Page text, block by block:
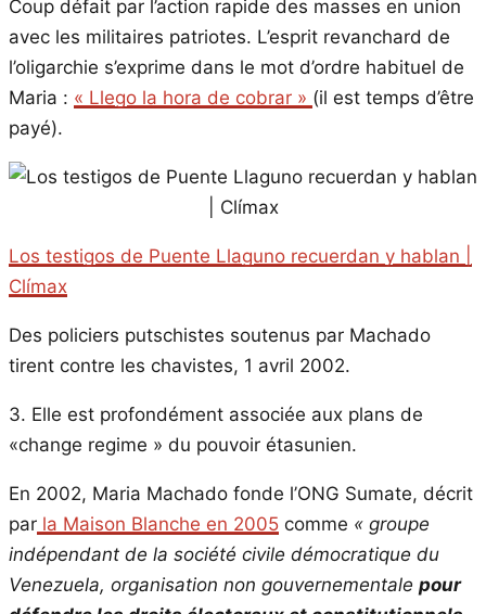
Coup défait par l’action rapide des masses en union
avec les militaires patriotes. L’esprit revanchard de
l’oligarchie s’exprime dans le mot d’ordre habituel de
Maria : « Llego la hora de cobrar » (il est temps d’être
payé).
Los testigos de Puente Llaguno recuerdan y hablan |
Clímax
Des policiers putschistes soutenus par Machado
tirent contre les chavistes, 1 avril 2002.
3. Elle est profondément associée aux plans de
«change regime » du pouvoir étasunien.
En 2002, Maria Machado fonde l’ONG Sumate, décrit
par la Maison Blanche en 2005 comme « groupe
indépendant de la société civile démocratique du
Venezuela, organisation non gouvernementale pour